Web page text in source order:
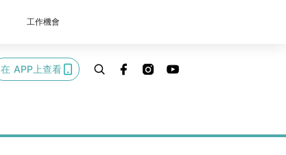
工作機會
在 APP上查看